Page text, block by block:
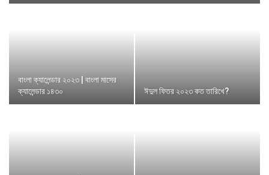
বাংলা ক্যালেন্ডার ২০২৩ | বাংলা মাসের
ক্যালেন্ডার ১৪৩০
ঈদুল ফিতর ২০২৩ কত তারিখে?